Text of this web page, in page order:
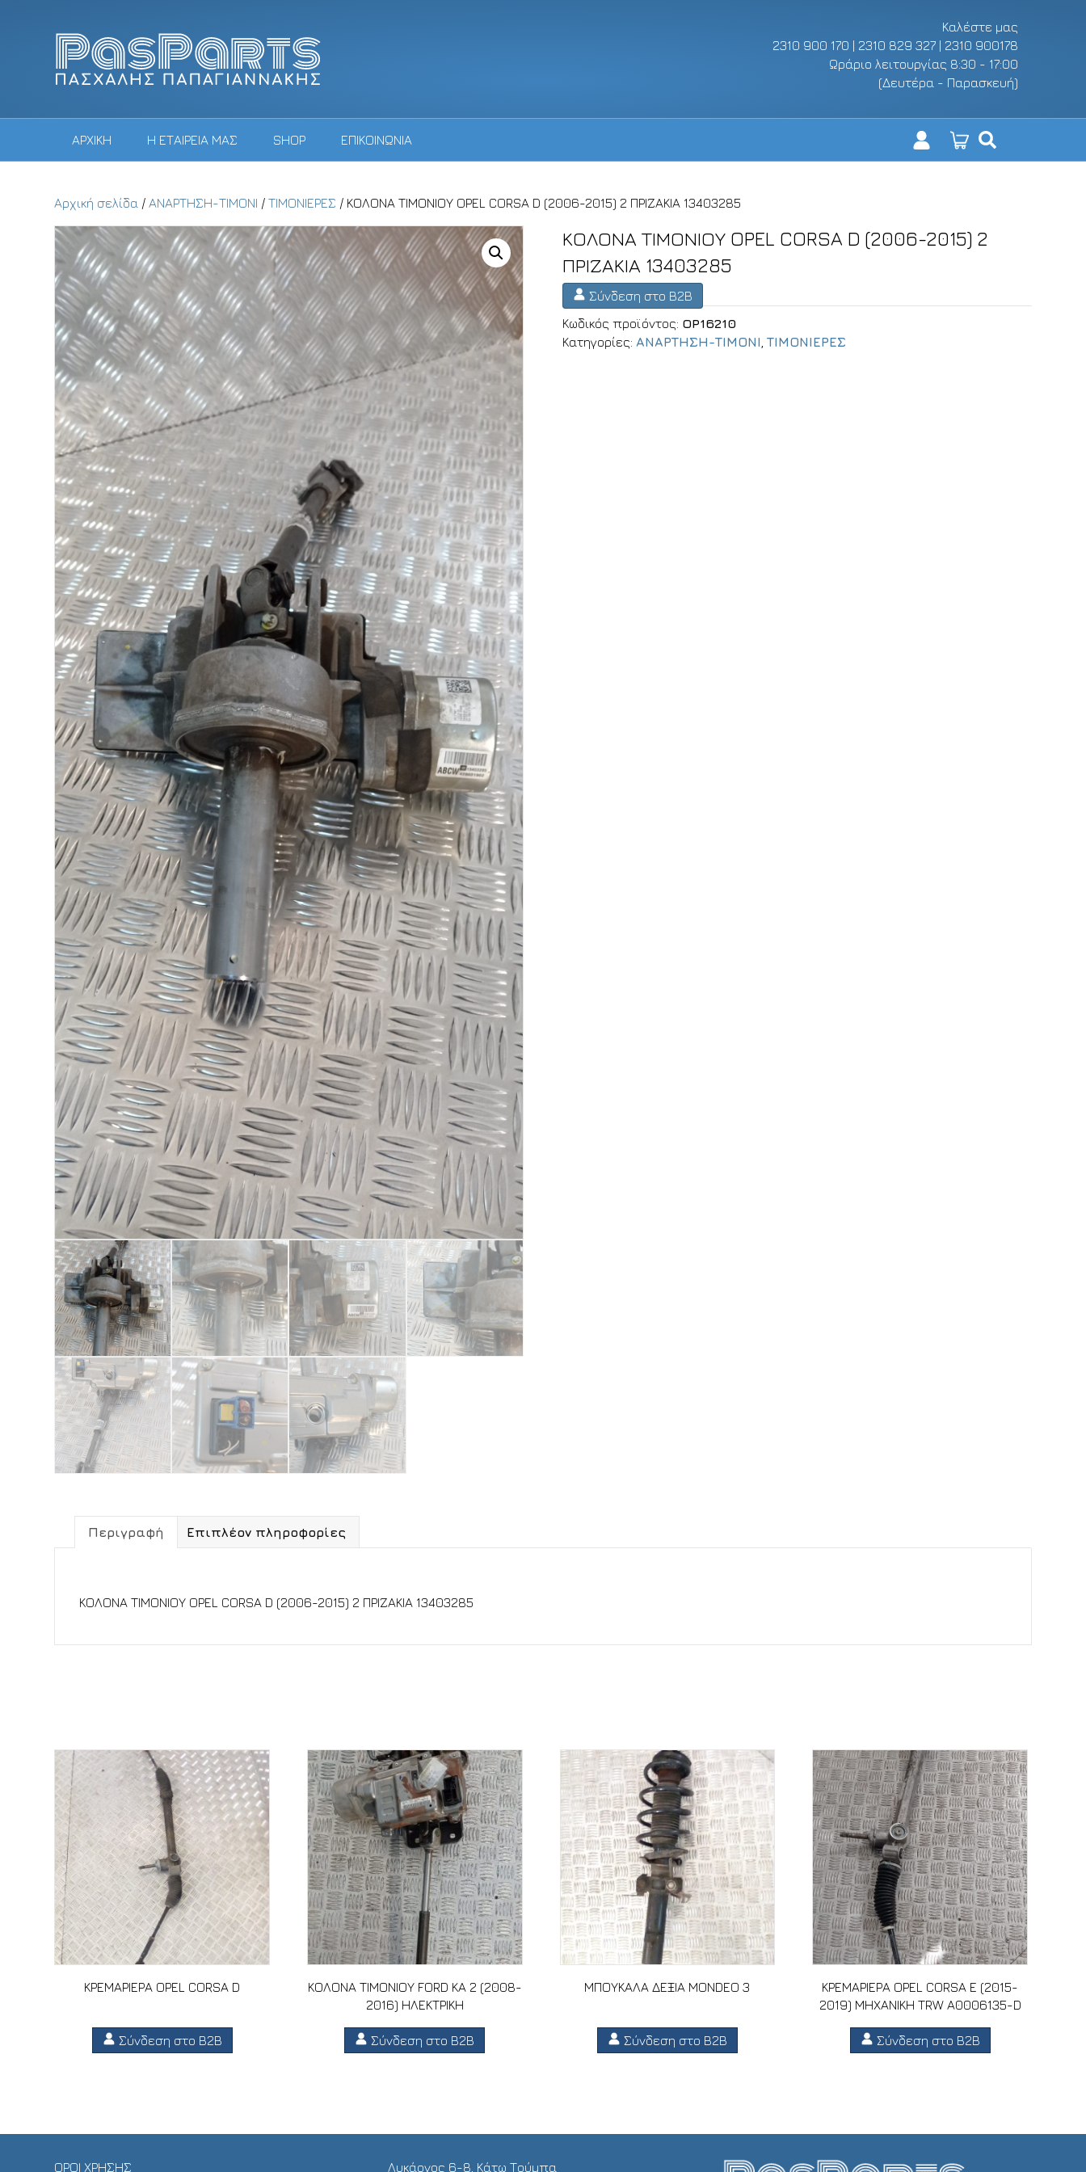
Καλέστε μας
2310 900 170 | 2310 829 327 | 2310 900178
Ωράριο λειτουργίας 8:30 - 17:00
(Δευτέρα - Παρασκευή)
ΑΡΧΙΚΗ Η ΕΤΑΙΡΕΙΑ ΜΑΣ SHOP ΕΠΙΚΟΙΝΩΝΙΑ
Αρχική σελίδα /ΑΝΑΡΤΗΣΗ-ΤΙΜΟΝΙ /ΤΙΜΟΝΙΕΡΕΣ / ΚΟΛΟΝΑ ΤΙΜΟΝΙΟΥ OPEL CORSA D (2006-2015) 2 ΠΡΙΖΑΚΙΑ 13403285
ΚΟΛΟΝΑ ΤΙΜΟΝΙΟΥ OPEL CORSA D (2006-2015) 2
ΠΡΙΖΑΚΙΑ 13403285
Σύνδεση στο B2B
Κωδικός προϊόντος: OP16210
Κατηγορίες: ΑΝΑΡΤΗΣΗ-ΤΙΜΟΝΙ ,ΤΙΜΟΝΙΕΡΕΣ
Περιγραφή Επιπλέον πληροφορίες
ΚΟΛΟΝΑ ΤΙΜΟΝΙΟΥ OPEL CORSA D (2006-2015) 2 ΠΡΙΖΑΚΙΑ 13403285
ΚΡΕΜΑΡΙΕΡΑ OPEL CORSA D
Σύνδεση στο B2B
ΚΟΛΟΝΑ ΤΙΜΟΝΙΟΥ FORD KA 2 (2008-
2016) ΗΛΕΚΤΡΙΚΗ
Σύνδεση στο B2B
ΜΠΟΥΚΑΛΑ ΔΕΞΙΑ MONDEO 3
Σύνδεση στο B2B
ΚΡΕΜΑΡΙΕΡΑ OPEL CORSA E (2015-
2019) MHXANIKH TRW A0006135-D
Σύνδεση στο B2B
ΟΡΟΙ ΧΡΗΣΗΣ Λυκάονος 6-8, Κάτω Τούμπα